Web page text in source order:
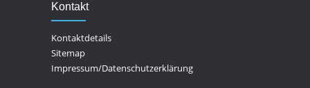
Kontakt
Kontaktdetails
Sitemap
Impressum/Datenschutzerklärung